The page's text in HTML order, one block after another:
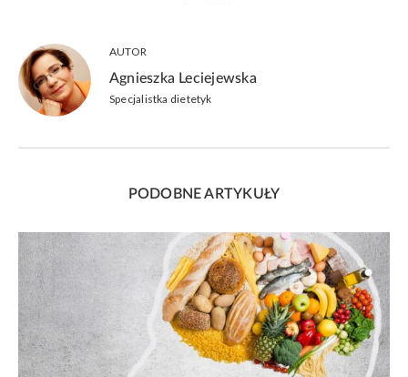
AUTOR
Agnieszka Leciejewska
Specjalistka dietetyk
PODOBNE ARTYKUŁY